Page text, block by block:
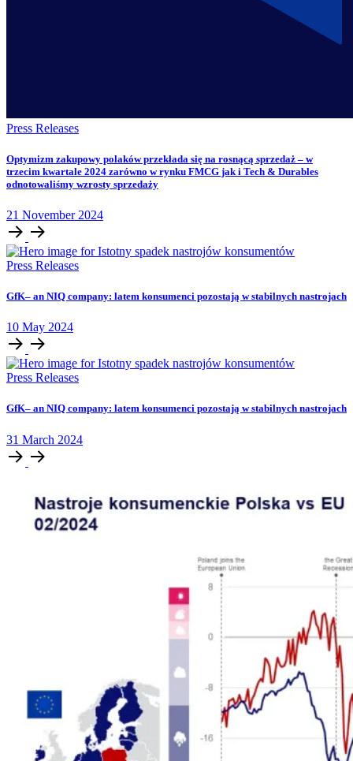
Press Releases
Optymizm zakupowy polaków przekłada się na rosnącą sprzedaż – w
trzecim kwartale 2024 zarówno w rynku FMCG jak i Tech & Durables
odnotowaliśmy wzrosty sprzedaży
21 November 2024
Press Releases
GfK– an NIQ company: latem konsumenci pozostają w stabilnych nastrojach
10 May 2024
Press Releases
GfK– an NIQ company: latem konsumenci pozostają w stabilnych nastrojach
31 March 2024